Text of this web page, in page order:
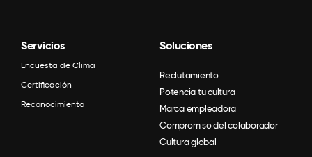
Servicios
Encuesta de Clima
Certificación
Reconocimiento
Soluciones
Reclutamiento
Potencia tu cultura
Marca empleadora
Compromiso del colaborador
Cultura global